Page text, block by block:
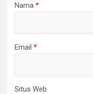
Nama *
Email *
Situs Web